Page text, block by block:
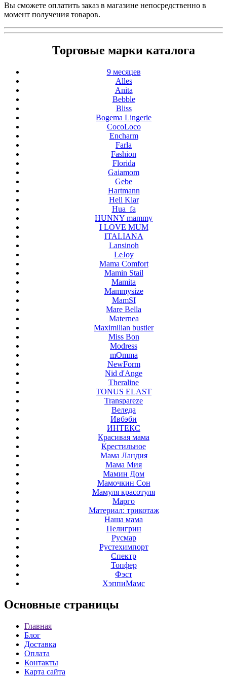
Вы сможете оплатить заказ в магазине непосредственно в
момент получения товаров.
Торговые марки каталога
9 месяцев
Alles
Anita
Bebble
Bliss
Bogema Lingerie
CocoLoco
Encharm
Farla
Fashion
Florida
Gaiamom
Gebe
Hartmann
Hell Klar
Hua_fa
HUNNY mammy
I LOVE MUM
ITALIANA
Lansinoh
LeJoy
Mama Comfort
Mamin Stail
Mamita
Mammysize
MamSI
Mare Bella
Maternea
Maximilian bustier
Miss Bon
Modress
mOmma
NewForm
Nid d'Ange
Theraline
TONUS ELAST
Transpareze
Веледа
Ивбэби
ИНТЕКС
Красивая мама
Крестильное
Мама Ландия
Мама Мия
Мамин Дом
Мамочкин Сон
Мамуля красотуля
Марго
Материал: трикотаж
Наша мама
Пелигрин
Русмар
Рустехимпорт
Спектр
Топфер
Фэст
ХэппиМамс
Основные страницы
Главная
Блог
Доставка
Оплата
Контакты
Карта сайта